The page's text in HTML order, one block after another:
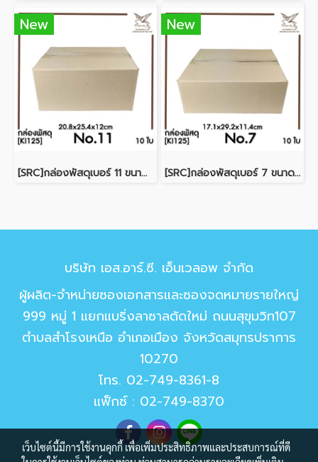
New
[SRC]กล่องพัสดุเบอร์ 11 ขนาด 20.8x25.4x12cm (10 ใบ) ไม่พิมพ์
New
[SRC]กล่องพัสดุเบอร์ 7 ขนาด 17.1x29.2x11.4cm (10 ใบ) ไม่พิมพ์
บริษัท เอส.อาร์.ซี. เอ็นเวลอพ จำกัด
ผู้ผลิต-จำหน่ายซองเอกสารและซองจดหมายรายใหญ่
999 หมู่ 1 แยกแบริ่งลาซาลตัดใหม่ ถนนสุขุมวิท107
ตำบลสำโรงเหนือ อำเภอเมือง จังหวัดสมุทรปราการ
10270
โทร. 02-749-8361-8
แฟ็กซ์ : 02-749-8370
เว็บไซต์นี้มีการใช้งานคุกกี้ เพื่อเพิ่มประสิทธิภาพและประสบการณ์ที่ดี